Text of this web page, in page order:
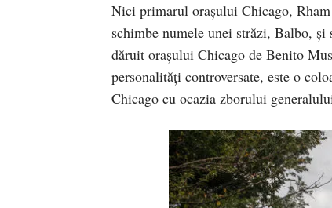
Nici primarul orașului Chicago, Rham
schimbe numele unei străzi, Balbo, și
dăruit orașului Chicago de Benito
personalități controversate, este o
Chicago cu ocazia zborului